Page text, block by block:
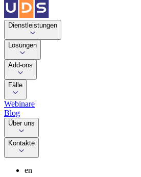
Dienstleistungen
Lösungen
Add-ons
Fälle
Webinare
Blog
Über uns
Kontakte
en